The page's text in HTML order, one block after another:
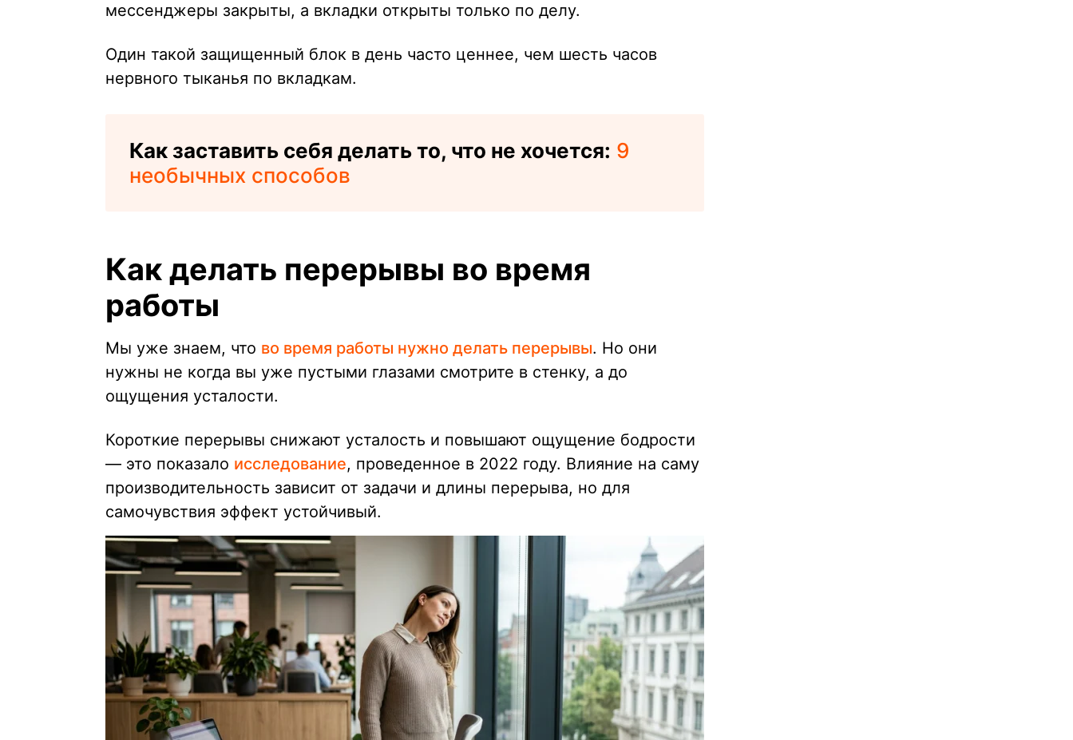
мессенджеры закрыты, а вкладки открыты только по делу.
Один такой защищенный блок в день часто ценнее, чем шесть часов
нервного тыканья по вкладкам.
Как заставить себя делать то, что не хочется: 9
необычных способов
Как делать перерывы во время
работы
Мы уже знаем, что во время работы нужно делать перерывы. Но они
нужны не когда вы уже пустыми глазами смотрите в стенку, а до
ощущения усталости.
Короткие перерывы снижают усталость и повышают ощущение бодрости
— это показало исследование, проведенное в 2022 году. Влияние на саму
производительность зависит от задачи и длины перерыва, но для
самочувствия эффект устойчивый.